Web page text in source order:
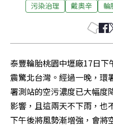
污染治理 戴奧辛 輪
泰豐輪胎桃園中壢廠17日下
震驚北台灣。經過一晚，環
署測站的空污濃度已大幅度
影響，且這兩天不下雨，也
下午後將風勢漸增強，會將